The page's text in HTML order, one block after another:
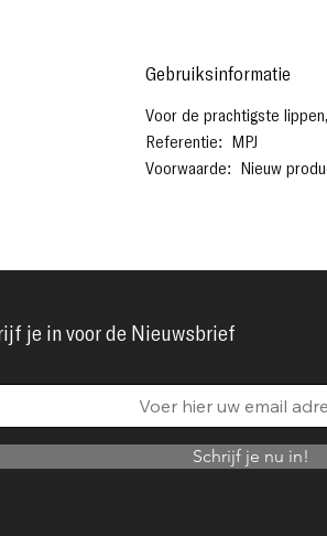
Gebruiksinformatie
Voor de prachtigste
Referentie: MPJ
Voorwaarde: Nieuw
je in voor de Nieuwsbrief
Schrijf je nu in!